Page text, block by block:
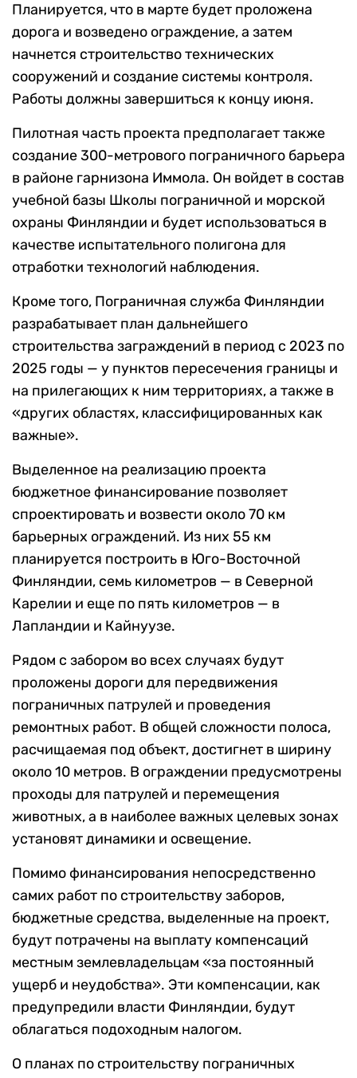
Планируется, что в марте будет проложена
дорога и возведено ограждение, а затем
начнется строительство технических
сооружений и создание системы контроля.
Работы должны завершиться к концу июня.
Пилотная часть проекта предполагает также
создание 300-метрового пограничного барьера
в районе гарнизона Иммола. Он войдет в состав
учебной базы Школы пограничной и морской
охраны Финляндии и будет использоваться в
качестве испытательного полигона для
отработки технологий наблюдения.
Кроме того, Пограничная служба Финляндии
разрабатывает план дальнейшего
строительства заграждений в период с 2023 по
2025 годы — у пунктов пересечения границы и
на прилегающих к ним территориях, а также в
«других областях, классифицированных как
важные».
Выделенное на реализацию проекта
бюджетное финансирование позволяет
спроектировать и возвести около 70 км
барьерных ограждений. Из них 55 км
планируется построить в Юго-Восточной
Финляндии, семь километров — в Северной
Карелии и еще по пять километров — в
Лапландии и Кайнуузе.
Рядом с забором во всех случаях будут
проложены дороги для передвижения
пограничных патрулей и проведения
ремонтных работ. В общей сложности полоса,
расчищаемая под объект, достигнет в ширину
около 10 метров. В ограждении предусмотрены
проходы для патрулей и перемещения
животных, а в наиболее важных целевых зонах
установят динамики и освещение.
Помимо финансирования непосредственно
самих работ по строительству заборов,
бюджетные средства, выделенные на проект,
будут потрачены на выплату компенсаций
местным землевладельцам «за постоянный
ущерб и неудобства». Эти компенсации, как
предупредили власти Финляндии, будут
облагаться подоходным налогом.
О планах по строительству пограничных